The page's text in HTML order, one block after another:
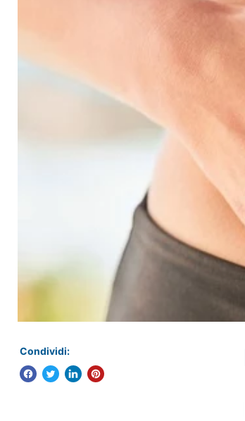
Condividi: